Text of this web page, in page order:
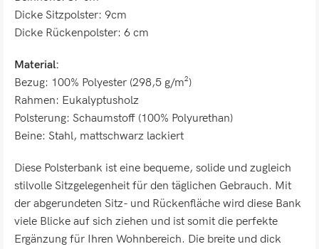
Dicke Sitzpolster: 9cm
Dicke Rückenpolster: 6 cm
Material:
Bezug: 100% Polyester (298,5 g/m²)
Rahmen: Eukalyptusholz
Polsterung: Schaumstoff (100% Polyurethan)
Beine: Stahl, mattschwarz lackiert
Diese Polsterbank ist eine bequeme, solide und zugleich
stilvolle Sitzgelegenheit für den täglichen Gebrauch. Mit
der abgerundeten Sitz- und Rückenfläche wird diese Bank
viele Blicke auf sich ziehen und ist somit die perfekte
Ergänzung für Ihren Wohnbereich. Die breite und dick